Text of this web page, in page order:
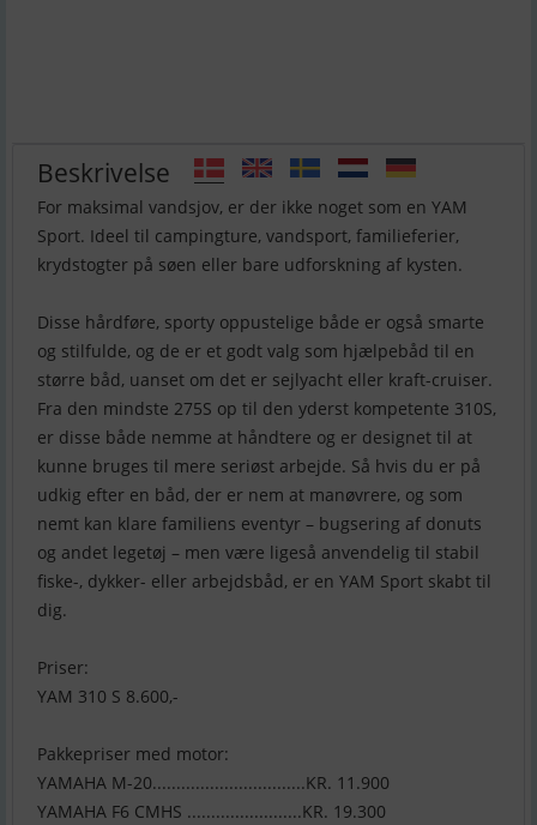
Beskrivelse
For maksimal vandsjov, er der ikke noget som en YAM
Sport. Ideel til campingture, vandsport, familieferier,
krydstogter på søen eller bare udforskning af kysten.
Disse hårdføre, sporty oppustelige både er også smarte
og stilfulde, og de er et godt valg som hjælpebåd til en
større båd, uanset om det er sejlyacht eller kraft-cruiser.
Fra den mindste 275S op til den yderst kompetente 310S,
er disse både nemme at håndtere og er designet til at
kunne bruges til mere seriøst arbejde. Så hvis du er på
udkig efter en båd, der er nem at manøvrere, og som
nemt kan klare familiens eventyr – bugsering af donuts
og andet legetøj – men være ligeså anvendelig til stabil
fiske-, dykker- eller arbejdsbåd, er en YAM Sport skabt til
dig.
Priser:
YAM 310 S 8.600,-
Pakkepriser med motor:
YAMAHA M-20................................KR. 11.900
YAMAHA F6 CMHS ........................KR. 19.300